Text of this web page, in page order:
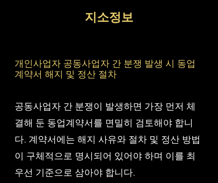
지소정보
개인사업자 공동사업자 간 분쟁 발생 시 동업
계약서 해지 및 정산 절차
공동사업자 간 분쟁이 발생하면 가장 먼저 체
결해 둔 동업계약서를 면밀히 검토해야 합니
다. 계약서에는 해지 사유와 절차 및 정산 방법
이 구체적으로 명시되어 있어야 하며 이를 최
우선 기준으로 삼아야 합니다.